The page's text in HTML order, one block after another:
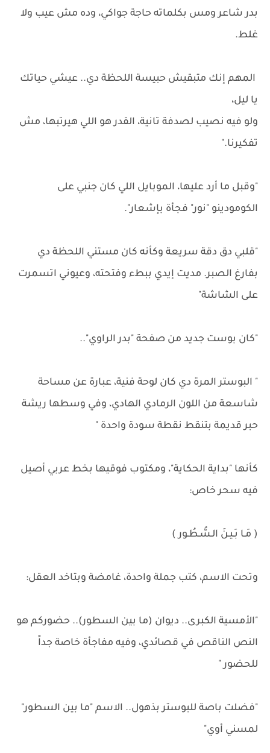
بدر شاعر ومس بكلماته حاجة جواكي، وده مش عيب ولا
غلط.
المهم إنك متبقيش حبيسة اللحظة دي.. عيشي حياتك
يا ليل،
ولو فيه نصيب لصدفة تانية، القدر هو اللي هيرتبها، مش
تفكيرنا."
"وقبل ما أرد عليها، الموبايل اللي كان جنبي على
الكومودينو "نور" فجأة بإشعار".
"قلبي دق دقة سريعة وكأنه كان مستني اللحظة دي
بفارغ الصبر. مديت إيدي ببطء وفتحته، وعيوني اتسمرت
على الشاشة"
"كان بوست جديد من صفحة "بدر الراوي"..
" البوستر المرة دي كان لوحة فنية، عبارة عن مساحة
شاسعة من اللون الرمادي الهادي، وفي وسطها ريشة
حبر قديمة بتنقط نقطة سودة واحدة "
كأنها "بداية الحكاية"، ومكتوب فوقيها بخط عربي أصيل
فيه سحر خاص:
( مَـا بَـيـنَ الـسُّـطُـور )
وتحت الاسم، كتب جملة واحدة، غامضة وبتاخد العقل:
"الأمسية الكبرى.. ديوان (ما بين السطور).. حضوركم هو
النص الناقص في قصائدي، وفيه مفاجأة خاصة جداً
للحضور "
"فضلت باصة للبوستر بذهول.. الاسم "ما بين السطور"
لمسني أوي"